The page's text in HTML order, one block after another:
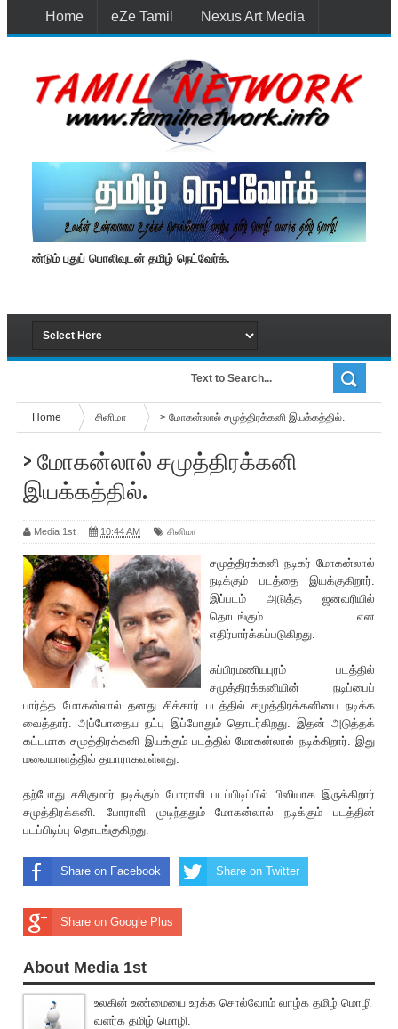
Home eZe Tamil Nexus Art Media
மீண்டும் புதுப் பொலிவுடன் தமிழ் நெட்வேர்க்.
Home சினிமா > மோகன்லால் சமுத்திரக்கனி இயக்கத்தில்.
> மோகன்லால் சமுத்திரக்கனி
இயக்கத்தில்.
Media 1st 10:44 AM சினிமா
சமுத்திரக்கனி நடிகர் மோகன்லால்
நடிக்கும் படத்தை இயக்குகிறார்.
இப்படம் அடுத்த ஜனவ‌ரியில்
தொடங்கும் என
எதிர்பார்க்கப்படுகிறது.
சுப்பிரமணியபுரம் படத்தில்
சமுத்திரக்கனியின் நடிப்பைப்
பார்த்த மோகன்லால் தனது சிக்கார் படத்தில் சமுத்திரக்கனியை நடிக்க
வைத்தார். அப்போதைய நட்பு இப்போதும் தொடர்கிறது. இதன் அடுத்தக்
கட்டமாக சமுத்திரக்கனி இயக்கும் படத்தில் மோகன்லால் நடிக்கிறார். இது
மலையாளத்தில் தயாராகவுள்ளது.
தற்போது சசிகுமார் நடிக்கும் போராளி படப்பிடிப்பில் பிஸியாக இருக்கிறார்
சமுத்திரக்கனி. போராளி முடிந்ததும் மோகன்லால் நடிக்கும் படத்தின்
படப்பிடிப்பு தொடங்குகிறது.
Share on Facebook Share on Twitter
Share on Google Plus
About Media 1st
உலகின் உண்மையை உரக்க சொல்வோம் வாழ்க தமிழ் மொழி
வளர்க தமிழ் மொழி.